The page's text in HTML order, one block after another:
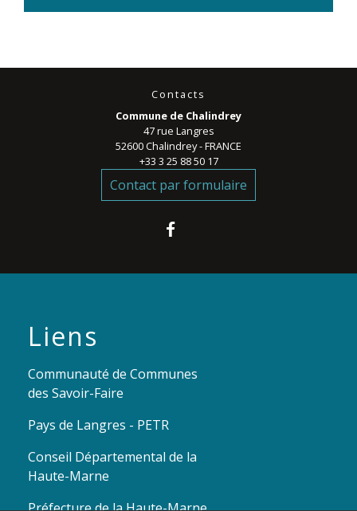
Contacts
Commune de Chalindrey
47 rue Langres
52600 Chalindrey - FRANCE
+33 3 25 88 50 17
Contact par formulaire
Liens
Communauté de Communes
des Savoir-Faire
Pays de Langres - PETR
Conseil Départemental de la
Haute-Marne